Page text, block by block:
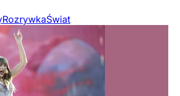
RozrywkaŚwiat